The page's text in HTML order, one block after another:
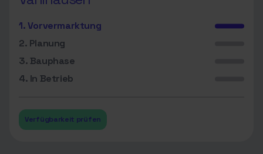
1. Vorvermarktung
2. Planung
3. Bauphase
4. In Betrieb
Verfügbarkeit prüfen